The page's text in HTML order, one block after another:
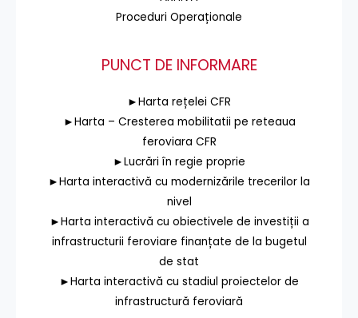
Proceduri Operaționale
PUNCT DE INFORMARE
►Harta rețelei CFR
►Harta – Cresterea mobilitatii pe reteaua
feroviara CFR
►Lucrări în regie proprie
►Harta interactivă cu modernizările trecerilor la
nivel
►Harta interactivă cu obiectivele de investiții a
infrastructurii feroviare finanțate de la bugetul
de stat
►Harta interactivă cu stadiul proiectelor de
infrastructură feroviară